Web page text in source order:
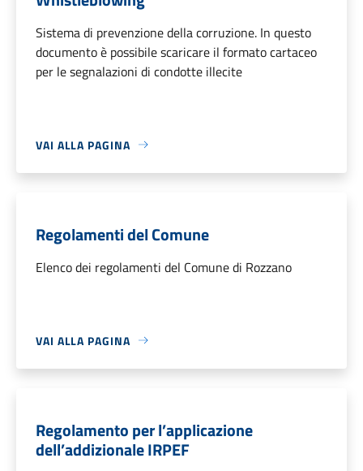
Sistema di prevenzione della corruzione. In questo
documento è possibile scaricare il formato cartaceo
per le segnalazioni di condotte illecite
VAI ALLA PAGINA
Regolamenti del Comune
Elenco dei regolamenti del Comune di Rozzano
VAI ALLA PAGINA
Regolamento per l’applicazione
dell’addizionale IRPEF